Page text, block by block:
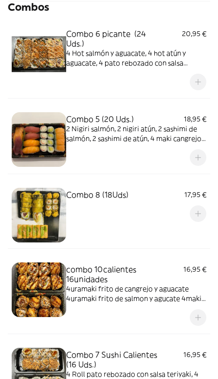
Combos
Combo 6 picante (24
Uds.)
20,95 €
4 Hot salmón y aguacate, 4 hot atún y
aguacate, 4 pato rebozado con salsa
crujiente y salsa teriyaki, 8 roll de pepino
Combo 5 (20 Uds.)
18,95 €
2 Nigiri salmón, 2 nigiri atún, 2 sashimi de
salmón, 2 sashimi de atún, 4 maki cangrejo,
Combo 8 (18Uds) 17,95 €
combo 10calientes
16unidades
16,95 €
4uramaki frito de cangrejo y aguacate
4uramaki frito de salmon y agucate 4maki
Combo 7 Sushi Calientes
(16 Uds.)
16,95 €
4 Roll pato rebozado con salsa teriyaki, 4